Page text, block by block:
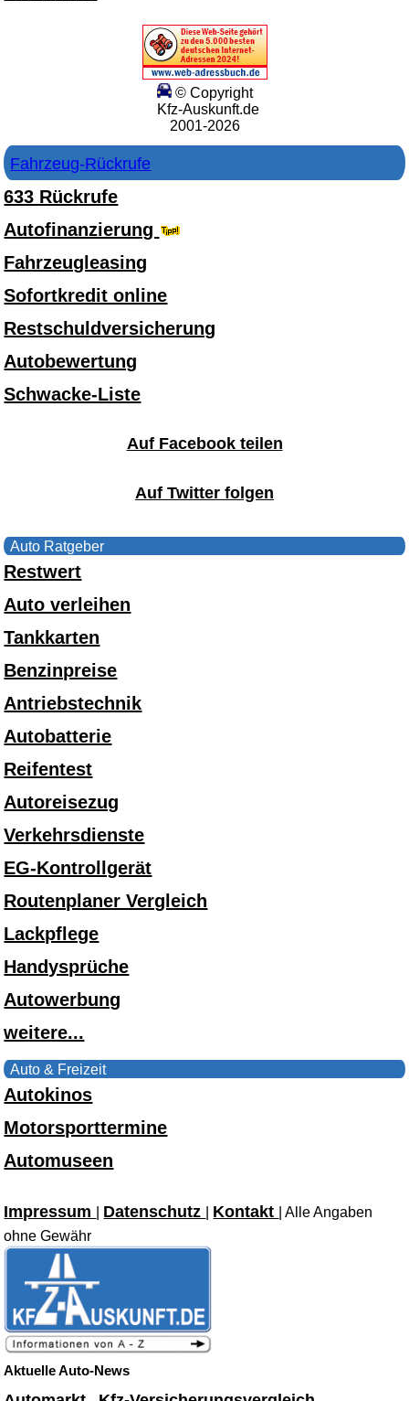
© Copyright
Kfz-Auskunft.de
2001-2026
Fahrzeug-Rückrufe
633 Rückrufe
Autofinanzierung
Fahrzeugleasing
Sofortkredit online
Restschuldversicherung
Autobewertung
Schwacke-Liste
Auf Facebook teilen
Auf Twitter folgen
Auto Ratgeber
Restwert
Auto verleihen
Tankkarten
Benzinpreise
Antriebstechnik
Autobatterie
Reifentest
Autoreisezug
Verkehrsdienste
EG-Kontrollgerät
Routenplaner Vergleich
Lackpflege
Handysprüche
Autowerbung
weitere...
Auto & Freizeit
Autokinos
Motorsporttermine
Automuseen
Impressum Datenschutz Kontakt
| Alle Angaben
ohne Gewähr
Aktuelle Auto-News